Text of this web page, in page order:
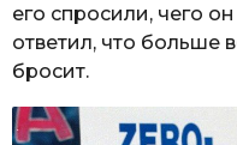
его спросили, чего
ответил, что больше
бросит.